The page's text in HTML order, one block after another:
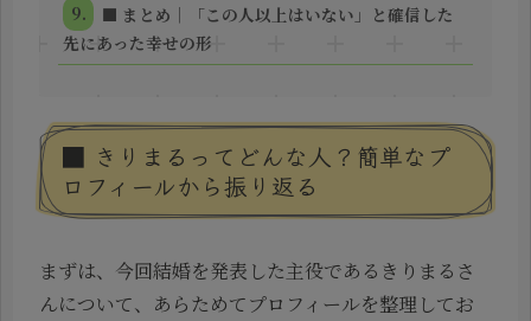
■ まとめ｜「この人以上はいない」と確信した
先にあった幸せの形
■ きりまるってどんな人？簡単なプ
ロフィールから振り返る
まずは、今回結婚を発表した主役であるきりまるさ
んについて、あらためてプロフィールを整理してお